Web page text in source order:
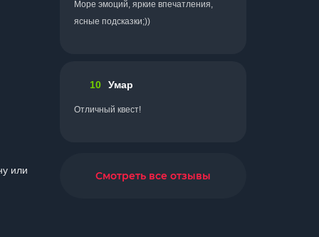
или
Море эмоций, яркие впечатления,
ясные подсказки;))
10 Умар
Отличный квест!
Смотреть все отзывы